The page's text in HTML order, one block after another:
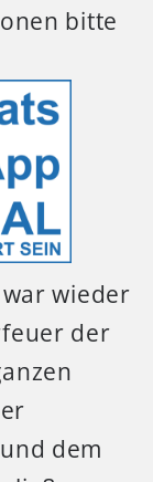
bitte
wieder
der
dem